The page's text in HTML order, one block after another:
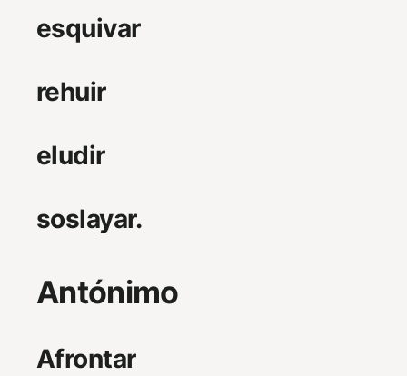
esquivar
rehuir
eludir
soslayar.
Antónimo
Afrontar